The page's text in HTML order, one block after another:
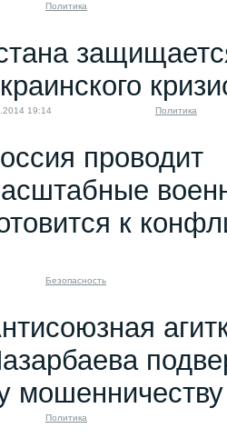
Политика
19:14 Политика
проводит
к
Безопасность
мошенничеству
Политика